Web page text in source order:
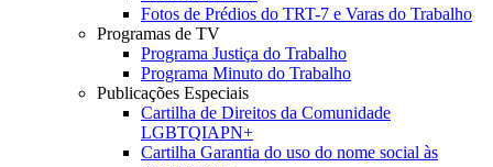
Fotos de Prédios do TRT-7 e Varas do Trabalho
Programas de TV
Programa Justiça do Trabalho
Programa Minuto do Trabalho
Publicações Especiais
Cartilha de Direitos da Comunidade
LGBTQIAPN+
Cartilha Garantia do uso do nome social às